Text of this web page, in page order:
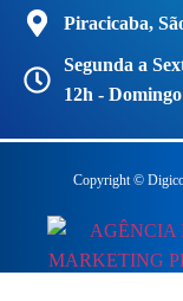
Piracicaba,
Segunda a
12h -
Copyright ©